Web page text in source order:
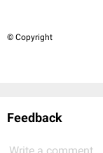
© Copyright
Feedback